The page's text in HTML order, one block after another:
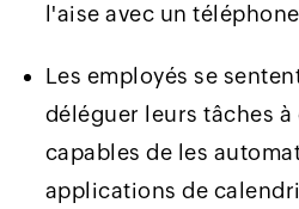
l'aise avec un
Les employés se
déléguer leurs tâches à
capables de les
applications de